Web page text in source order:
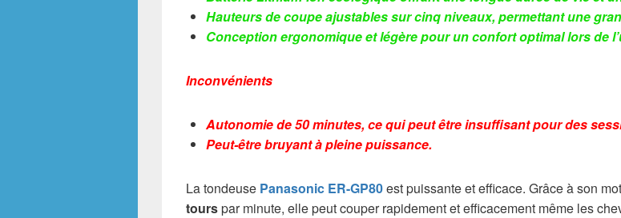
Hauteurs de coupe ajustables sur cinq niveaux, permettant une
Conception ergonomique et légère pour un confort optimal lors de
Inconvénients
Autonomie de 50 minutes, ce qui peut être insuffisant pour des
Peut-être bruyant à pleine puissance.
La tondeuse Panasonic ER-GP80est puissante et efficace. Grâce à son
tourspar minute, elle peut couper rapidement et efficacement même les